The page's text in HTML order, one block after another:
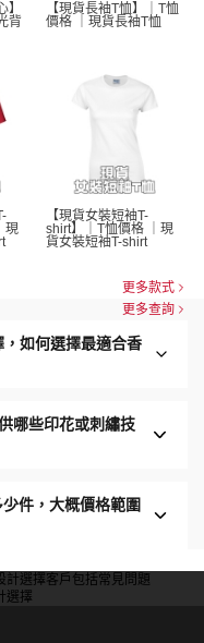
】
背
【現貨長袖T恤】｜T恤
價格 ｜現貨長袖T恤
現
【現貨女裝短袖T-
shirt】｜T恤價格 ｜現
貨女裝短袖T-shirt
更多款式
更多查詢
如何選擇最適合香
哪些印花或刺繡技
件，大概價格範圍
計選擇客戶包括常見問題
選擇